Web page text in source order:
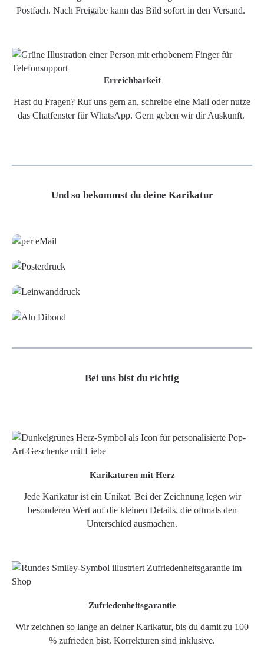
Postfach. Nach Freigabe kann das Bild sofort in den Versand.
Erreichbarkeit
Hast du Fragen? Ruf uns gern an, schreibe eine Mail oder nutze
das Chatfenster für WhatsApp. Gern geben wir dir Auskunft.
Und so bekommst du deine Karikatur
Bei uns bist du richtig
Karikaturen mit Herz
Jede Karikatur ist ein Unikat. Bei der Zeichnung legen wir
besonderen Wert auf die kleinen Details, die oftmals den
Unterschied ausmachen.
Zufriedenheitsgarantie
Wir zeichnen so lange an deiner Karikatur, bis du damit zu 100
% zufrieden bist. Korrekturen sind inklusive.